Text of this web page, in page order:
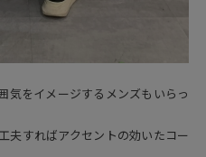
気をイメージするメンズもいらっ
夫すればアクセントの効いたコー